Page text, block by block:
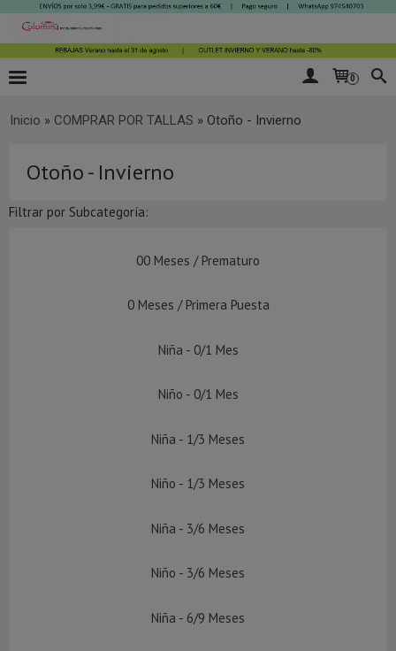
0
Inicio » COMPRAR POR TALLAS » Otoño - Invierno
Otoño - Invierno
Filtrar por Subcategoría:
00 Meses / Prematuro
0 Meses / Primera Puesta
Niña - 0/1 Mes
Niño - 0/1 Mes
Niña - 1/3 Meses
Niño - 1/3 Meses
Niña - 3/6 Meses
Niño - 3/6 Meses
Niña - 6/9 Meses